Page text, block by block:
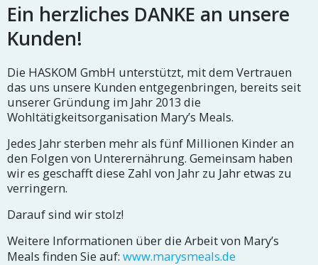
Ein herzliches DANKE an unsere
Kunden!
Die HASKOM GmbH unterstützt, mit dem Vertrauen
das uns unsere Kunden entgegenbringen, bereits seit
unserer Gründung im Jahr 2013 die
Wohltätigkeitsorganisation Mary’s Meals.
Jedes Jahr sterben mehr als fünf Millionen Kinder an
den Folgen von Unterernährung. Gemeinsam haben
wir es geschafft diese Zahl von Jahr zu Jahr etwas zu
verringern.
Darauf sind wir stolz!
Weitere Informationen über die Arbeit von Mary’s
Meals finden Sie auf: www.marysmeals.de